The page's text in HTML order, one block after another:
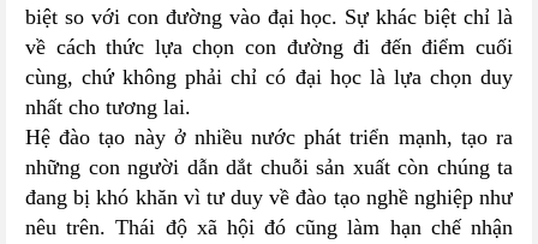
biệt so với con đường vào đại học. Sự khác biệt chỉ là
về cách thức lựa chọn con đường đi đến điểm cuối
cùng, chứ không phải chỉ có đại học là lựa chọn duy
nhất cho tương lai.
Hệ đào tạo này ở nhiều nước phát triển mạnh, tạo ra
những con người dẫn dắt chuỗi sản xuất còn chúng ta
đang bị khó khăn vì tư duy về đào tạo nghề nghiệp như
nêu trên. Thái độ xã hội đó cũng làm hạn chế nhận